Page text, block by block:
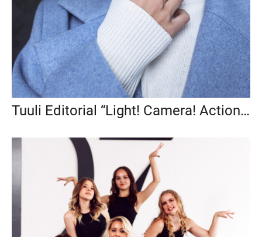
Tuuli Editorial “Light! Camera! Action!” 05.11.2022